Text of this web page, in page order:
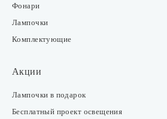
Фонари
Лампочки
Комплектующие
Акции
Лампочки в подарок
Бесплатный проект освещения